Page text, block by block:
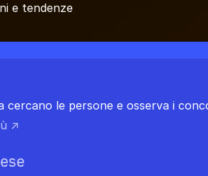
e tendenze
cercano le persone e osserva i
↗